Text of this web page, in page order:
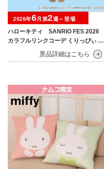
ハローキティ SANRIO FES 2026
カラフルリンクコーデ くりっぴぃ ぬ
2026年6月第2週～登場